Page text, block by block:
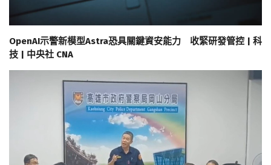
OpenAI示警新模型Astra恐具關鍵資安能力 收緊研發管控 | 科
技 | 中央社 CNA